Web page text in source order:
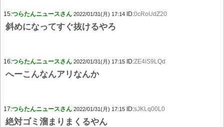
15:つらたんニュースさん 2022/01/31(月) 17:14 ID:0cRoUdZ20
斜めになってすぐ抜けるやろ
16:つらたんニュースさん 2022/01/31(月) 17:15 ID:ZE4iS9LQd
へーこんなんアリなんか
17:つらたんニュースさん 2022/01/31(月) 17:15 ID:sJKLq00L0
絶対ゴミ溜まりまくるやん